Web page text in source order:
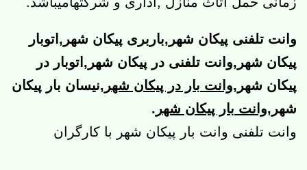
وانت تلفنی پیکان شهر,باربری پیکان شهر,اتوبار
پیکان شهر,وانت تلفنی در پیکان شهر,اتوبار در
پیکان شهر,وانت بار در پیکان شهر ,نیسان بار پیکان
شهر,وانت بار پیکان شهر .
وانت تلفنی وانت بار پیکان شهر با کارگران